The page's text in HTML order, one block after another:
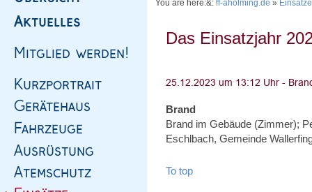
You are here:&: ff-aholming.de » Einsätze
Das Einsatzjahr
Brand
Brand im Gebäude (Zimmer);
Eschlbach, Gemeinde
To top